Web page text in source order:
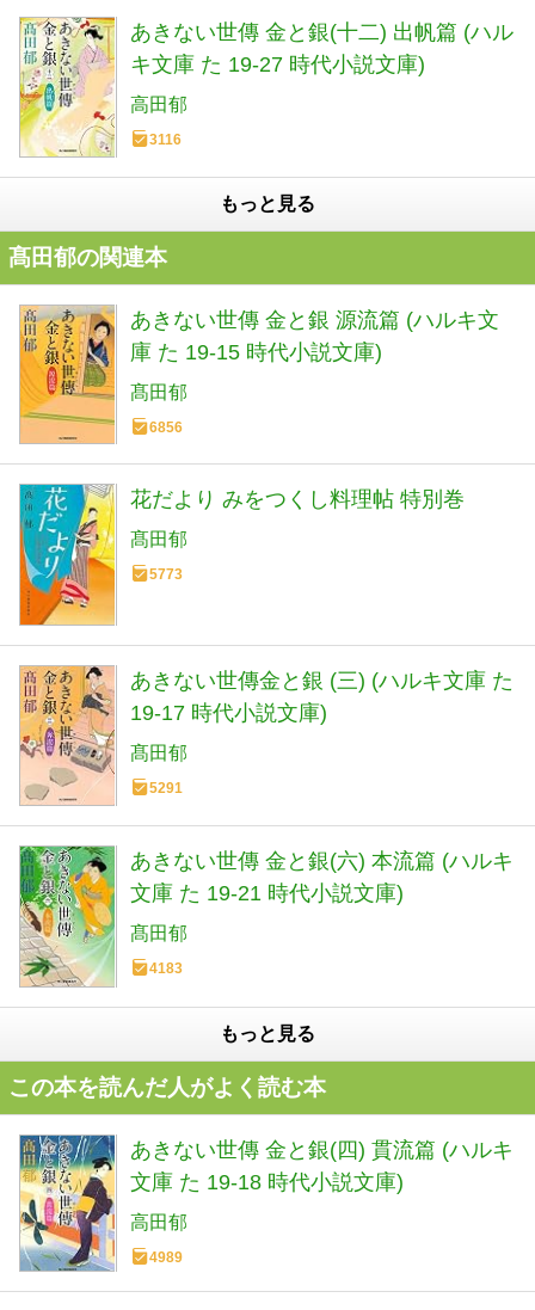
あきない世傳 金と銀(十二) 出帆篇 (ハル
キ文庫 た 19-27 時代小説文庫)
高田郁
3116
もっと見る
髙田郁の関連本
あきない世傳 金と銀 源流篇 (ハルキ文
庫 た 19-15 時代小説文庫)
髙田郁
6856
花だより みをつくし料理帖 特別巻
髙田郁
5773
あきない世傳金と銀 (三) (ハルキ文庫 た
19-17 時代小説文庫)
髙田郁
5291
あきない世傳 金と銀(六) 本流篇 (ハルキ
文庫 た 19-21 時代小説文庫)
髙田郁
4183
もっと見る
この本を読んだ人がよく読む本
あきない世傳 金と銀(四) 貫流篇 (ハルキ
文庫 た 19-18 時代小説文庫)
高田郁
4989